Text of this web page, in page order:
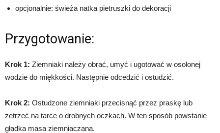
opcjonalnie: świeża natka pietruszki do dekoracji
Przygotowanie:
Krok 1: Ziemniaki należy obrać, umyć i ugotować w osolonej
wodzie do miękkości. Następnie odcedzić i ostudzić.
Krok 2: Ostudzone ziemniaki przecisnąć przez praskę lub
zetrzeć na tarce o drobnych oczkach. W ten sposób powstanie
gładka masa ziemniaczana.